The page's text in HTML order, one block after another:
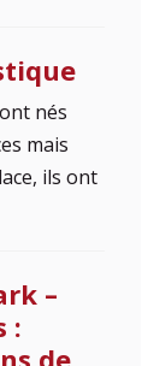
nés
mais
ils ont
–
:
de